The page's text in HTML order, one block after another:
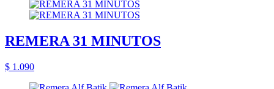
REMERA 31 MINUTOS
$ 1.090